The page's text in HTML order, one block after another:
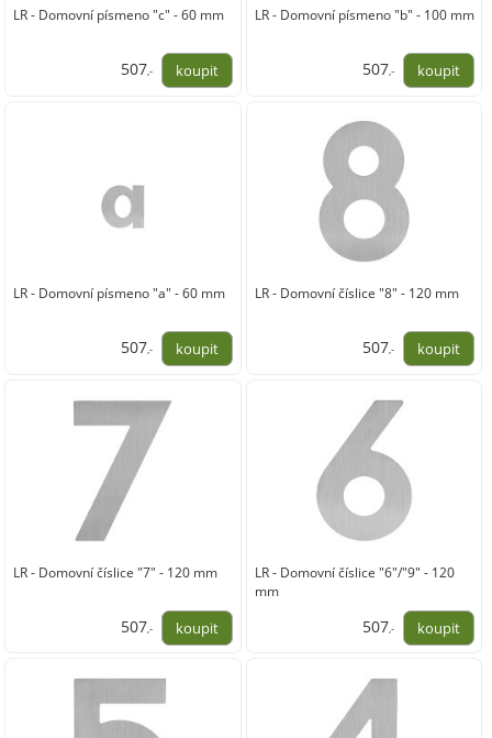
LR - Domovní písmeno "c" - 60 mm
507,-
LR - Domovní písmeno "b" - 100 mm
507,-
LR - Domovní písmeno "a" - 60 mm
507,-
LR - Domovní číslice "8" - 120 mm
507,-
LR - Domovní číslice "7" - 120 mm
507,-
LR - Domovní číslice "6"/"9" - 120
mm
507,-